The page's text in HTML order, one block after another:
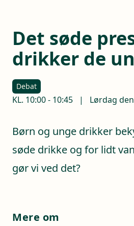
Det søde
drikker de
Debat
KL. 10:00- 10:45 | Lørdag
Børn og unge drikker
søde drikke og for lidt
gør vi ved det?
Mere om